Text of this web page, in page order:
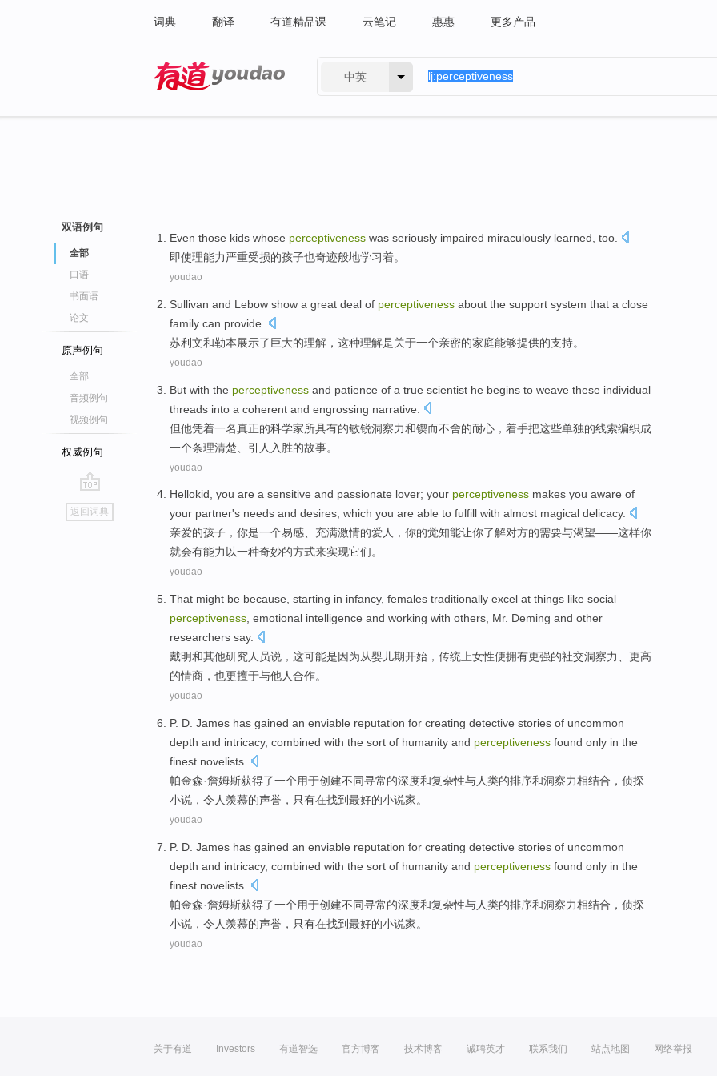
词典 翻译 有道精品课 云笔记 惠惠 更多产品
中英
双语例句
全部
口语
书面语
论文
原声例句
全部
音频例句
视频例句
权威例句
go
top
返回词典
Even those kids whose perceptiveness was seriously impaired miraculously learned too
即使理能力严重受损的孩子也奇迹般地学习着。
youdao
Sullivan and Lebow show a great deal of perceptiveness about the support system that a close
family can provide
苏利文和勒本展示了巨大的理解，这种理解是关于一个亲密的家庭能够提供的支持。
youdao
But with the perceptiveness and patience of a true scientist he begins to weave these individual
threads into a coherent and engrossing narrative
但他凭着一名真正的科学家所具有的敏锐洞察力和锲而不舍的耐心 ， 着手把这些单独的线索编织成
一个条理清楚 引人入胜的故事。
youdao
Hellokid, you are a sensitive and passionate lover; your perceptiveness makes you aware of
your partner's needs and desires, which you are able to fulfill with almost magical delicacy.
亲爱的孩子， 你是一个易感、 充满激情的爱人 ， 你的觉知能让你了解对方的需要与渴望——这样你
就会有能力 以一种奇妙的方式来实现它们。
youdao
That might be because starting in infancy, females traditionally excel at things like social
perceptiveness emotional intelligence and working with others Mr. Deming and other
researchers say.
戴明和其他研究人员说 ， 这可能是因为从婴儿期开始 ， 传统 上女性便拥有更强的社交洞察力
、更高
的情商 ，也更擅于与他人合作。
youdao
P. D. James has gained an enviable reputation for creating detective stories of uncommon
depth and intricacy, combined with the sort of humanity and perceptiveness found only in the
finest novelists
帕金森·詹姆斯获得了一个用于创建不同寻常的深度和复杂性与人类的排序和洞察力相结合 ， 侦探
小说 ， 令人羡慕的声誉 ， 只有在找到最好的小说家。
youdao
P. D. James has gained an enviable reputation for creating detective stories of uncommon
depth and intricacy, combined with the sort of humanity and perceptiveness found only in the
finest novelists
帕金森·詹姆斯获得了一个用于创建不同寻常的深度和复杂性与人类的排序和洞察力相结合 ， 侦探
小说 ， 令人羡慕的声誉 ， 只有在找到最好的小说家。
youdao
关于有道 Investors 有道智选 官方博客 技术博客 诚聘英才 联系我们 站点地图 网络举报